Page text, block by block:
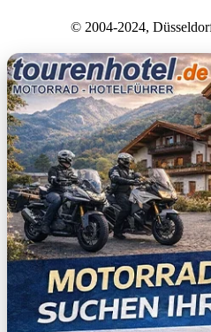
© 2004-2024,